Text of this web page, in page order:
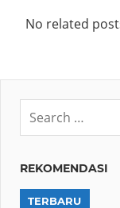
No related
REKOMENDASI
TERBARU